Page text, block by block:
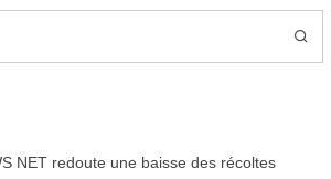
NET redoute une baisse des récoltes